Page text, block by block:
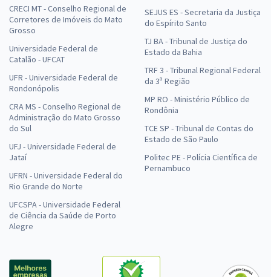
CRECI MT - Conselho Regional de
Corretores de Imóveis do Mato
Grosso
Universidade Federal de
Catalão - UFCAT
UFR - Universidade Federal de
Rondonópolis
CRA MS - Conselho Regional de
Administração do Mato Grosso
do Sul
UFJ - Universidade Federal de
Jataí
UFRN - Universidade Federal do
Rio Grande do Norte
UFCSPA - Universidade Federal
de Ciência da Saúde de Porto
Alegre
SEJUS ES - Secretaria da Justiça
do Espírito Santo
TJ BA - Tribunal de Justiça do
Estado da Bahia
TRF 3 - Tribunal Regional Federal
da 3ª Região
MP RO - Ministério Público de
Rondônia
TCE SP - Tribunal de Contas do
Estado de São Paulo
Politec PE - Polícia Científica de
Pernambuco